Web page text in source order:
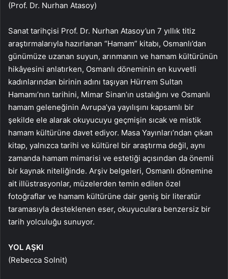
(Prof. Dr. Nurhan Atasoy)
Sanat tarihçisi Prof. Dr. Nurhan Atasoy’un 7 yıllık titiz
araştırmalarıyla hazırlanan “Hamam” kitabı, Osmanlı’dan
günümüze uzanan suyun, arınmanın ve hamam kültürünün
hikâyesini anlatırken, Osmanlı döneminin en kuvvetli
kadınlarından birinin adını taşıyan Hürrem Sultan
Hamamı’nın tarihini, Mimar Sinan’ın ustalığını ve Osmanlı
hamam geleneğinin Avrupa’ya yayılışını kapsamlı bir
şekilde ele alarak okuyucuyu geçmişin sıcak ve mistik
hamam kültürüne davet ediyor. Masa Yayınları’ndan çıkan
kitap, yalnızca tarihi ve kültürel bir araştırma değil, aynı
zamanda hamam mimarisi ve estetiği açısından da önemli
bir kaynak niteliğinde. Arşiv belgeleri, Osmanlı dönemine
ait illüstrasyonlar, müzelerden temin edilen özel
fotoğraflar ve hamam kültürüne dair geniş bir literatür
taramasıyla desteklenen eser, okuyuculara benzersiz bir
tarih yolculuğu sunuyor.
YOL AŞKI
(Rebecca Solnit)